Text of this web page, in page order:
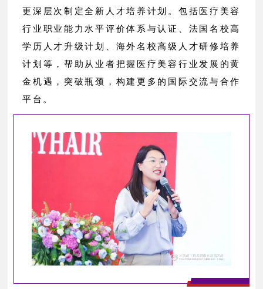
更深层次制定全新人才培养计划。包括医疗美容
行业职业能力水平评价体系与认证、法国名校高
学历人才升级计划、海外名校高级人才研修培养
计划等，帮助从业者把握医疗美容行业发展的黄
金机遇，突破瓶颈，构建更多的国际交流与合作
平台。